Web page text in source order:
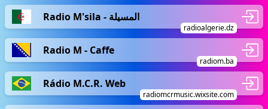
Radio M'sila - المسيلة
radioalgerie.dz
Radio M - Caffe
radiom.ba
Rádio M.C.R. Web
radiomcrmusic.wixsite.com